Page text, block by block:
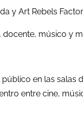
y Art Rebels
músico y
en las salas
entre cine,